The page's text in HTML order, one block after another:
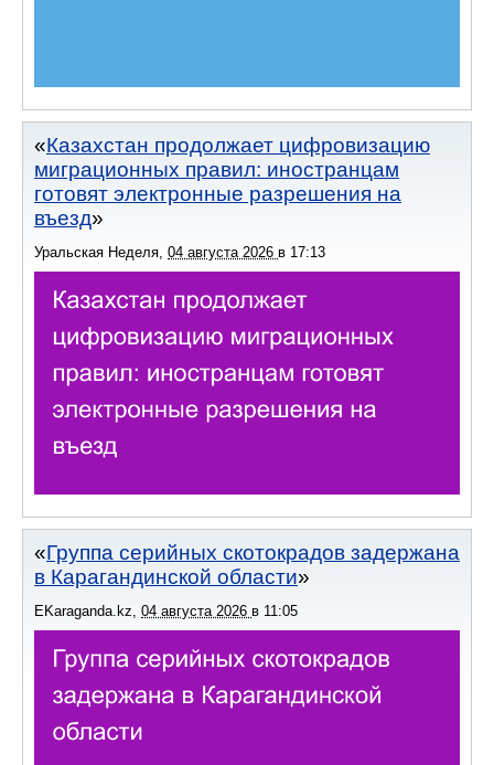
Казахстан продолжает цифровизацию
миграционных правил: иностранцам
готовят электронные разрешения на
въезд
Уральская Неделя 04 августа 2026 в 17:13
Группа серийных скотокрадов задержана
в Карагандинской области
EKaraganda.kz 04 августа 2026 в 11:05